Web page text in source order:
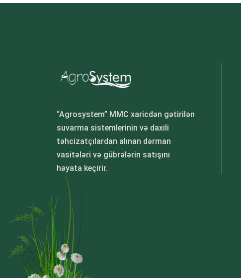
“Agrosystem” MMC xaricdən gətirilən
suvarma sistemlerinin və daxili
təhcizatçılardan alınan dərman
vasitələri və gübrələrin satışını
həyata keçirir.